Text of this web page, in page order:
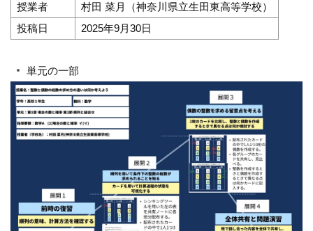
授業者
村田 菜月（神奈川県立生田東高等学校）
投稿日
2025年9月30日
単元の一部